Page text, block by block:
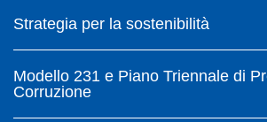
Strategia per la sostenibilità
Modello 231 e Piano Triennale di
Corruzione